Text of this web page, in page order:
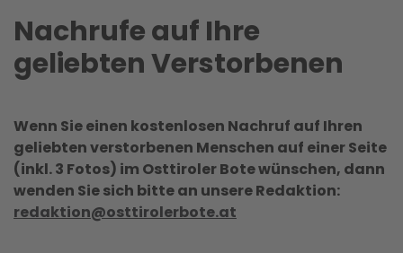
Nachrufe auf Ihre
geliebten Verstorbenen
Wenn Sie einen kostenlosen Nachruf auf Ihren
geliebten verstorbenen Menschen auf einer Seite
(inkl. 3 Fotos) im Osttiroler Bote wünschen, dann
wenden Sie sich bitte an unsere Redaktion:
redaktion@osttirolerbote.at